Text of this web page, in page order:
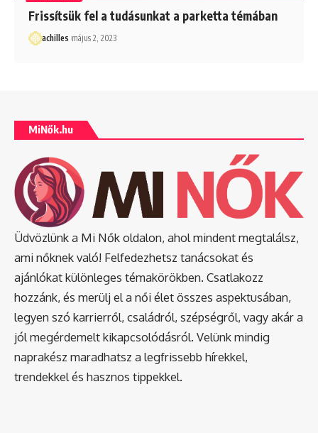
Frissítsük fel a tudásunkat a parketta témában
achilles május 2, 2023
MiNők.hu
Üdvözlünk a Mi Nők oldalon, ahol mindent megtalálsz,
ami nőknek való! Felfedezhetsz tanácsokat és
ajánlókat különleges témakörökben. Csatlakozz
hozzánk, és merülj el a női élet összes aspektusában,
legyen szó karrierről, családról, szépségről, vagy akár a
jól megérdemelt kikapcsolódásról. Velünk mindig
naprakész maradhatsz a legfrissebb hírekkel,
trendekkel és hasznos tippekkel.